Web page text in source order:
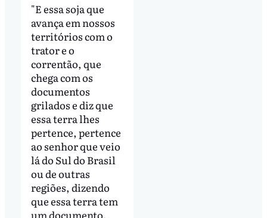
"E essa soja que
avança em nossos
territórios com o
trator e o
correntão, que
chega com os
documentos
grilados e diz que
essa terra lhes
pertence, pertence
ao senhor que veio
lá do Sul do Brasil
ou de outras
regiões, dizendo
que essa terra tem
um documento,